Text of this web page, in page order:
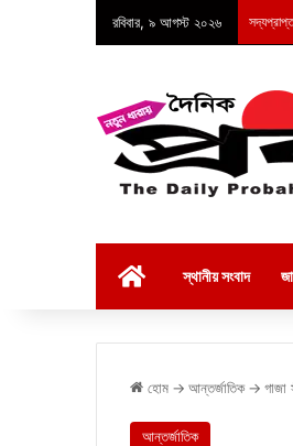
রবিবার, ৯ আগস্ট ২০২৬
স্থানীয় সংবাদ
হোম → আন্তর্জাতিক → গাজা
আন্তর্জাতিক